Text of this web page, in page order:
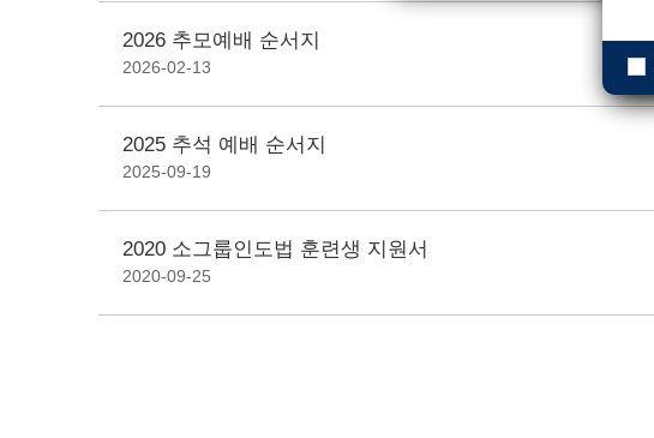
2026 추모예배 순서지
2026-02-13
2025 추석 예배 순서지
2025-09-19
2020 소그룹인도법 훈련생 지원서
2020-09-25